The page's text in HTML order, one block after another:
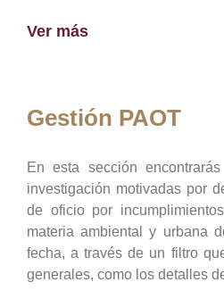
Ver más
Gestión PAOT
En esta sección
investigación motivadas por
de oficio por
materia ambiental y urbana
fecha, a través de un filtro
generales, como los detalles